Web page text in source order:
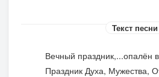
Текст песни
Вечный праздник,...опалён
Праздник Духа, Мужества,